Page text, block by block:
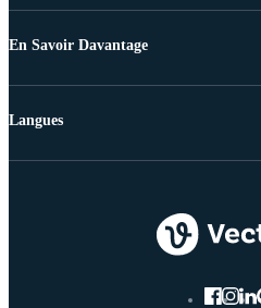
En Savoir Davantage
Langues